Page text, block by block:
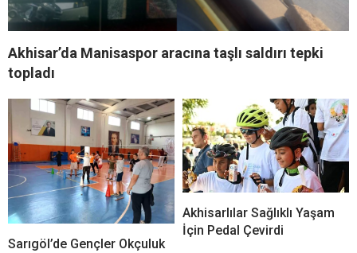
Akhisar’da Manisaspor aracına taşlı saldırı tepki
topladı
Sarıgöl’de Gençler Okçuluk
Akhisarlılar Sağlıklı Yaşam
İçin Pedal Çevirdi